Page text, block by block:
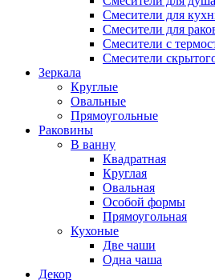
Смесители для
Смесители для
Смесители с
Смесители
Зеркала
Круглые
Овальные
Прямоугольные
Раковины
В ванну
Квадратная
Круглая
Овальная
Особой формы
Прямоугольная
Кухоные
Две чаши
Одна чаша
Декор